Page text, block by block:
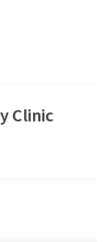
Clinic